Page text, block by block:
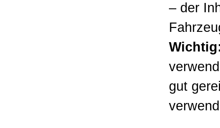
– der
gut